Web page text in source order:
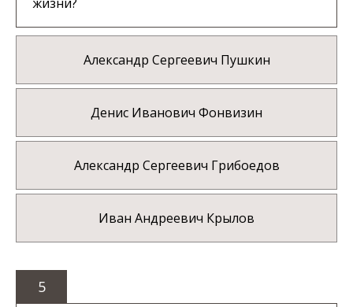
Александр Сергеевич Пушкин
Денис Иванович Фонвизин
Александр Сергеевич Грибоедов
Иван Андреевич Крылов
5